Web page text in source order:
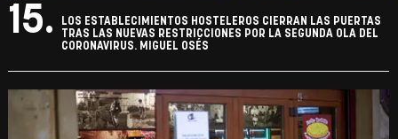
15.
LOS ESTABLECIMIENTOS HOSTELEROS CIERRAN LAS PUERTAS
TRAS LAS NUEVAS RESTRICCIONES POR LA SEGUNDA OLA DEL
CORONAVIRUS. MIGUEL OSÉS